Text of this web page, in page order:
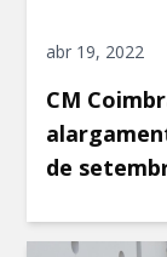
abr 19, 2022
CM
de